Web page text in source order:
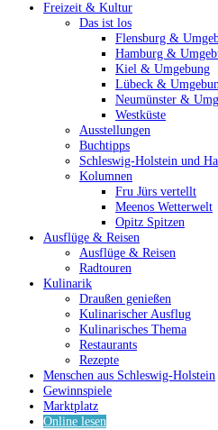
Freizeit & Kultur
Das ist los
Flensburg &
Hamburg &
Kiel & Umgebung
Lübeck &
Neumünster &
Westküste
Ausstellungen
Buchtipps
Schleswig-Holstein und
Kolumnen
Fru Jürs vertellt
Meenos Wetterwelt
Opitz Spitzen
Ausflüge & Reisen
Ausflüge & Reisen
Radtouren
Kulinarik
Draußen genießen
Kulinarischer Ausflug
Kulinarisches Thema
Restaurants
Rezepte
Menschen aus Schleswig-Holstein
Gewinnspiele
Marktplatz
Online lesen